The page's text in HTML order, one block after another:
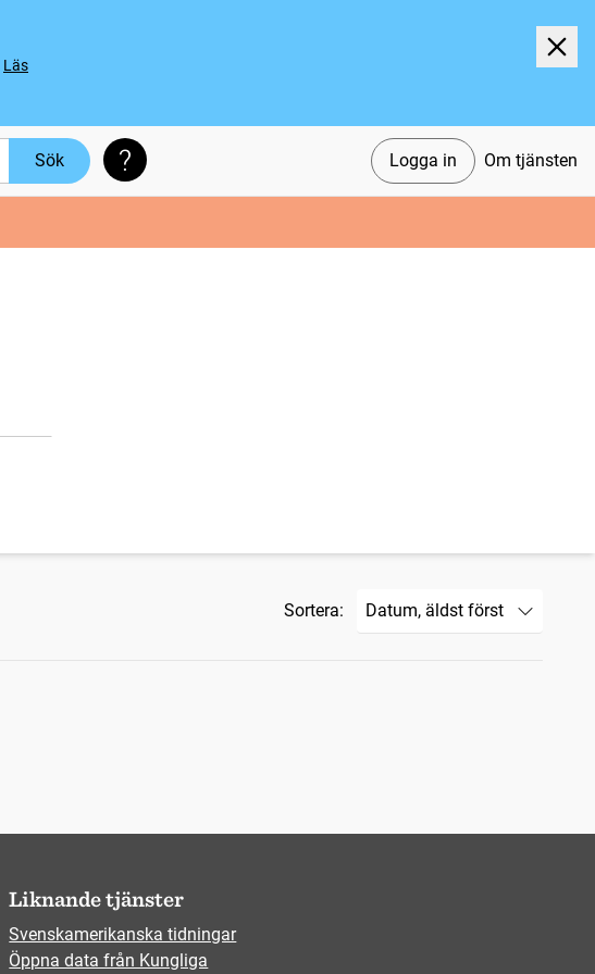
Läs
Logga in Om tjänsten
Sök Söktips
Sortera:
Liknande tjänster
Svenskamerikanska tidningar
Öppna data från Kungliga